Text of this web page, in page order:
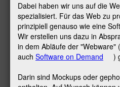
Dabei haben wir uns auf die
spezialisiert. Für das Web zu
prinzipiell genauso wie eine
Wir erstellen uns dazu in
in dem Abläufe der "Webware"
auch Software on Demand
)
Darin sind Mockups oder